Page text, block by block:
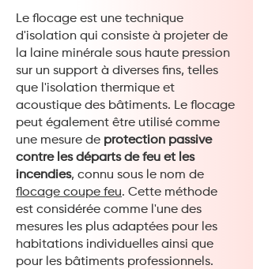
Le flocage est une technique
d'isolation qui consiste à projeter de
la laine minérale sous haute pression
sur un support à diverses fins, telles
que l'isolation thermique et
acoustique des bâtiments. Le flocage
peut également être utilisé comme
une mesure de protection passive
contre les départs de feu et les
incendies, connu sous le nom de
flocage coupe feu. Cette méthode
est considérée comme l'une des
mesures les plus adaptées pour les
habitations individuelles ainsi que
pour les bâtiments professionnels.